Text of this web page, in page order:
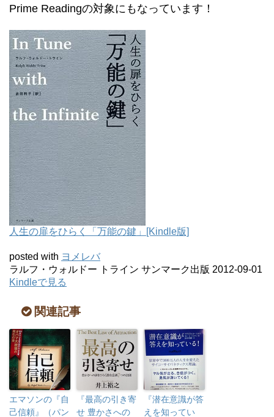
Prime Readingの対象にもなっています！
人生の扉をひらく「万能の鍵」[Kindle版]
posted with ヨメレバ
ラルフ・ウォルドー トライン サンマーク出版 2012-09-01
Kindleで見る
関連記事
エマソンの『自
己信頼』（パン
『最高の引き寄
せ 豊かさへの
『潜在意識が答
えを知ってい